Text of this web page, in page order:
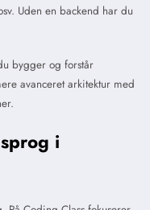
Uden en backend har du
bygger og forstår
avanceret arkitektur med
i